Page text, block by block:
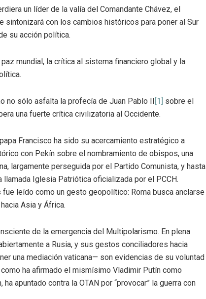
un líder de la valía del Comandante Chávez, el
sintonizará con los cambios históricos para poner al Sur
su acción política.
mundial, la crítica al sistema financiero global y la
no sólo asfalta la profecía de Juan Pablo II[1] sobre el
una fuerte crítica civilizatoria al Occidente.
Francisco ha sido su acercamiento estratégico a
con Pekín sobre el nombramiento de obispos, una
largamente perseguida por el Partido Comunista, y hasta
Iglesia Patriótica oficializada por el PCCH.
leído como un gesto geopolítico: Roma busca anclarse
Asia y África.
de la emergencia del Multipolarismo. En plena
a Rusia, y sus gestos conciliadores hacia
una mediación vaticana— son evidencias de su voluntad
ha afirmado el mismísimo Vladimir Putín como
apuntado contra la OTAN por “provocar” la guerra con